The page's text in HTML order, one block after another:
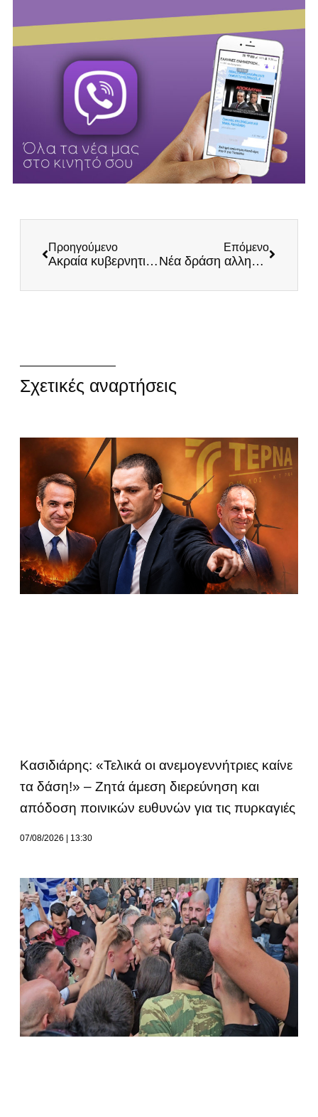
Προηγούμενο
Ακραία κυβερνητική ανικανότητα
Επόμενο
Νέα δράση αλληλεγγύης προς τους υγειονομικούς που βρίσκονται σε καθεστώς αναστολής
Σχετικές αναρτήσεις
Κασιδιάρης: «Τελικά οι ανεμογεννήτριες καίνε
τα δάση!» – Ζητά άμεση διερεύνηση και
απόδοση ποινικών ευθυνών για τις πυρκαγιές
07/08/2026 13:30